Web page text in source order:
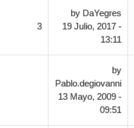
3
by DaYegres
19 Julio, 2017 -
13:11
by
Pablo.degiovanni
13 Mayo, 2009 -
09:51